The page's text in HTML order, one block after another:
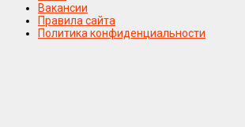
Вакансии
Правила сайта
Политика конфиденциальности